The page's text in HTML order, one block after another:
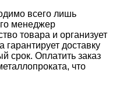
всего лишь
менеджер
товара и организует
доставку
срок. Оплатить заказ
что